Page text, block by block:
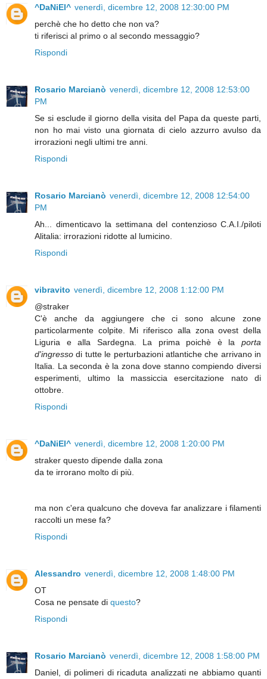
^DaNiEl^ venerdì, dicembre 12, 2008 12:30:00 PM
perchè che ho detto che non va?
ti riferisci al primo o al secondo messaggio?
Rispondi
Rosario Marcianò venerdì, dicembre 12, 2008 12:53:00
PM
Se si esclude il giorno della visita del Papa da queste parti,
non ho mai visto una giornata di cielo azzurro avulso da
irrorazioni negli ultimi tre anni.
Rispondi
Rosario Marcianò venerdì, dicembre 12, 2008 12:54:00
PM
Ah... dimenticavo la settimana del contenzioso C.A.I./piloti
Alitalia: irrorazioni ridotte al lumicino.
Rispondi
vibravito venerdì, dicembre 12, 2008 1:12:00 PM
@straker
C'è anche da aggiungere che ci sono alcune zone
particolarmente colpite. Mi riferisco alla zona ovest della
Liguria e alla Sardegna. La prima poichè è la porta
d'ingresso di tutte le perturbazioni atlantiche che arrivano in
Italia. La seconda è la zona dove stanno compiendo diversi
esperimenti, ultimo la massiccia esercitazione nato di
ottobre.
Rispondi
^DaNiEl^ venerdì, dicembre 12, 2008 1:20:00 PM
straker questo dipende dalla zona
da te irrorano molto di più.
ma non c'era qualcuno che doveva far analizzare i filamenti
raccolti un mese fa?
Rispondi
Alessandro venerdì, dicembre 12, 2008 1:48:00 PM
OT
Cosa ne pensate di questo?
Rispondi
Rosario Marcianò venerdì, dicembre 12, 2008 1:58:00 PM
Daniel, di polimeri di ricaduta analizzati ne abbiamo quanti